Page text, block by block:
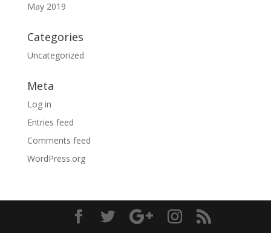
May 2019
Categories
Uncategorized
Meta
Log in
Entries feed
Comments feed
WordPress.org